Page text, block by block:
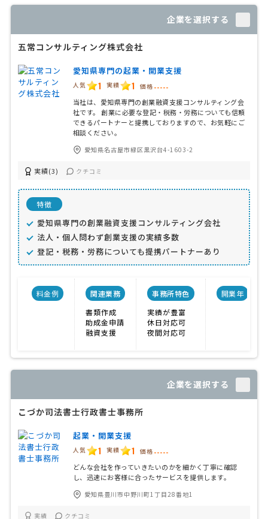
企業を選択する
五常コンサルティング株式会社
愛知県専門の起業・開業支援
人気 1 実績 1 価格 -----
当社は、愛知県専門の創業融資支援コンサルティング会
社です。 創業に必要な登記・税務・労務についても信頼
できるパートナーと提携しておりますので、お気軽にご
相談ください。
愛知県名古屋市緑区黒沢台4-1603-2
実績(3) クチコミ
特徴
愛知県専門の創業融資支援コンサルティング会社
法人・個人問わず創業支援の実績多数
登記・税務・労務についても提携パートナーあり
料金例
関連業務
書類作成
助成金申請
融資支援
事務所特色
実績が豊富
休日対応可
夜間対応可
開業年
企業を選択する
こづか司法書士行政書士事務所
起業・開業支援
人気 1 実績 1 価格 -----
どんな会社を作っていきたいのかを細かく丁寧に確認
し、迅速にお客様に合ったサービスを提供します。
愛知県豊川市中野川町1丁目28番地1
実績 クチコミ